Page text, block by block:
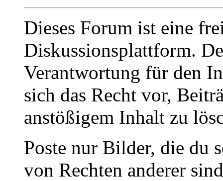
Dieses Forum ist eine
Diskussionsplattform.
Verantwortung für den
sich das Recht vor,
anstößigem Inhalt zu
Poste nur Bilder, die du
von Rechten anderer